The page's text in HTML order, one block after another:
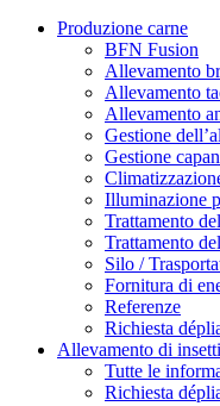
Produzione carne
BFN Fusion
Allevamento
Allevamento
Allevamento
Gestione
Gestione
Illuminazione
Trattamento
Trattamento
Silo /
Fornitura di
Referenze
Richiesta
Allevamento di insetti
Tutte le
Richiesta